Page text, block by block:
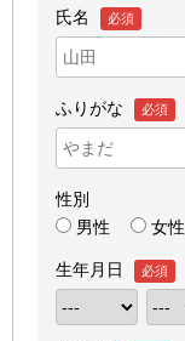
氏名 必須
ふりがな 必須
性別
男性
女性
生年月日 必須